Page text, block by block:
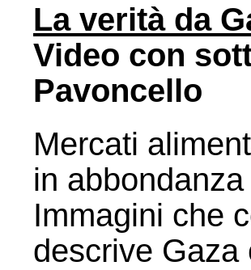
La verità da
Video con
Pavoncello
Mercati
in
Immagini che
descrive Gaza